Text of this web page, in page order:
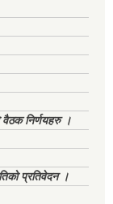
निर्णयहरु ।
प्रतिवेदन ।